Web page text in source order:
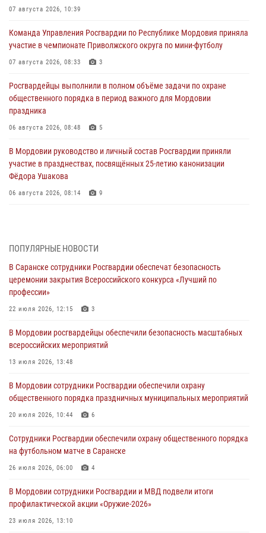
07 августа 2026, 10:39
Команда Управления Росгвардии по Республике Мордовия приняла
участие в чемпионате Приволжского округа по мини-футболу
07 августа 2026, 08:33 3
Росгвардейцы выполнили в полном объёме задачи по охране
общественного порядка в период важного для Мордовии
праздника
06 августа 2026, 08:48 5
В Мордовии руководство и личный состав Росгвардии приняли
участие в празднествах, посвящённых 25-летию канонизации
Фёдора Ушакова
06 августа 2026, 08:14 9
06 августа 2026, 07:03
В Саранске по обращению жителей правоохранители отреагировали
незамедлительно
05 августа 2026, 15:04
подозреваемого в причинении телесных повреждений супруге
05 августа 2026, 12:34
проведения масштабного праздника в Темникове
05 августа 2026, 09:04 4
разрешительной работы передал очередную партию вооружения в
зону СВО
04 августа 2026, 11:13
ПОПУЛЯРНЫЕ НОВОСТИ
В Саранске сотрудники Росгвардии обеспечат безопасность
церемонии закрытия Всероссийского конкурса «Лучший по
профессии»
22 июля 2026, 12:15 3
В Мордовии росгвардейцы обеспечили безопасность масштабных
всероссийских мероприятий
13 июля 2026, 13:48
В Мордовии сотрудники Росгвардии обеспечили охрану
общественного порядка праздничных муниципальных мероприятий
20 июля 2026, 10:44 6
Сотрудники Росгвардии обеспечили охрану общественного порядка
на футбольном матче в Саранске
26 июля 2026, 06:00 4
В Мордовии сотрудники Росгвардии и МВД подвели итоги
профилактической акции «Оружие‑2026»
23 июля 2026, 13:10